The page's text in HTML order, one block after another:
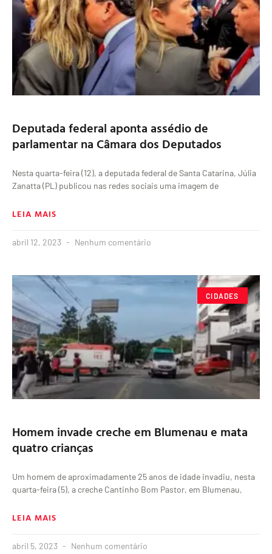
Deputada federal aponta assédio de
parlamentar na Câmara dos Deputados
Nesta quarta-feira (12), a deputada federal de Santa Catarina, Júlia
Zanatta (PL) publicou nas redes sociais uma imagem de
LEIA MAIS
abril 12, 2023 Nenhum comentário
CIDADES
Homem invade creche em Blumenau e mata
quatro crianças
Um homem de aproximadamente 25 anos de idade invadiu, nesta
quarta-feira (5), a creche Cantinho Bom Pastor, em Blumenau,
LEIA MAIS
abril 5, 2023 Nenhum comentário